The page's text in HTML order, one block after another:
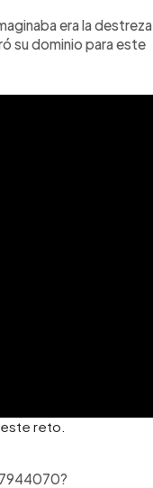
era la destreza
su dominio para este
reto.